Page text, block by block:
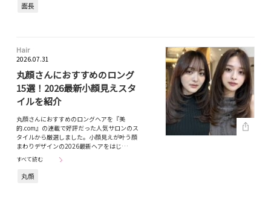
面長
Hair
2026.07.31
丸顔さんにおすすめのロング
15選！2026最新小顔見えスタ
イルを紹介
丸顔さんにおすすめのロングヘアを『美
的.com』の連載で好評だった人気サロンのス
タイルから厳選しました。小顔見えが叶う顔
まわりデザインの2026最新ヘアをはじ…
すべて読む
丸顔